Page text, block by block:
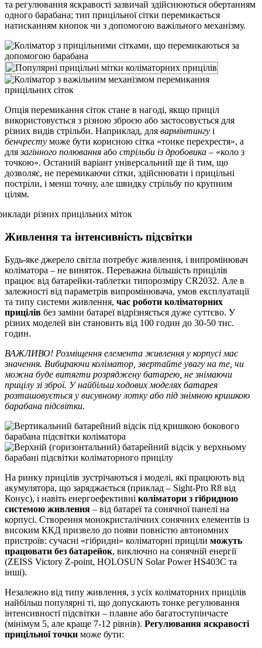
та регулювання яскравості зазвичай здійснюються обертанням
одного барабана; тип прицільної сітки перемикається
натисканням кнопок чи з допомогою важільного механізму.
Опція перемикання сіток стане в нагоді, якщо приціл
використовується з різною зброєю або застосовується для
різних видів стрільби. Наприклад, для вармінтингу і
бенчресту може бути корисною сітка «тонке перехрестя», а
длязагінного полювання або стрільби із дробовика – «коло з
точкою». Останній варіант універсальний ще й тим, що
дозволяє, не перемикаючи сітки, здійснювати і прицільні
постріли, і менш точну, але швидку стрільбу по крупним
цілям.
Живлення та інтенсивність підсвітки
Будь-яке джерело світла потребує живлення, і випромінювач
коліматора – не виняток. Переважна більшість прицілів
працює від батарейки-таблетки типорозміру CR2032. Але в
залежності від параметрів випромінювача, умов експлуатації
та типу системи живлення, час роботи коліматорних
прицілів без заміни батареї відрізняється дуже суттєво. У
різних моделей він становить від 100 годин до 30-50 тис.
годин.
ВАЖЛИВО! Розміщення елемента живлення у корпусі має
значення. Вибираючи коліматор, звертайте увагу на те, чи
можна буде витягти розряджену батарею, не знімаючи
прицілу зі зброї. У найбільш ходових моделях батарея
розташовується у висувному лотку або під знімною кришкою
барабана підсвітки.
На ринку прицілів зустрічаються і моделі, які працюють від
акумулятора, що заряджається (приклад – Sight-Pro R8 від
Конус), і навіть енергоефективні коліматори з гібридною
системою живлення – від батареї та сонячної панелі на
корпусі. Створення монокристалічних сонячних елементів із
високим ККД призвело до появи повністю автономних
пристроїв: сучасні «гібридні» коліматорні приціли можуть
працювати без батарейок, виключно на сонячній енергії
(ZEISS Victory Z-point, HOLOSUN Solar Power HS403C та
інші).
Незалежно від типу живлення, з усіх коліматорних прицілів
найбільш популярні ті, що допускають тонке регулювання
інтенсивності підсвітки – плавне або багатоступінчасте
(мінімум 5, але краще 7-12 рівнів). Регулювання яскравості
прицільної точки може бути: